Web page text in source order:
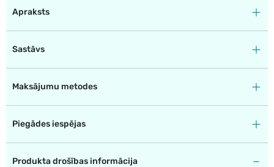
Apraksts
Sastāvs
Maksājumu metodes
Piegādes iespējas
Produkta drošības informācija